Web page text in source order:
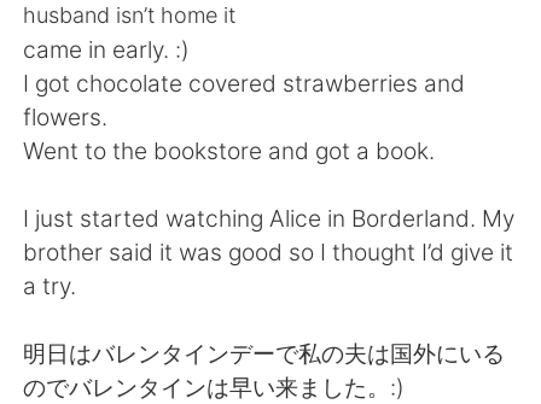
Tiếng Việt
English
العربية Français
한국어 Русский
husband isn’t home it
came in early. :)
I got chocolate covered strawberries and
flowers.
Went to the bookstore and got a book.
I just started watching Alice in Borderland. My
brother said it was good so I thought I’d give it
a try.
明日はバレンタインデーで私の夫は国外にいる
のでバレンタインは早い来ました。:)